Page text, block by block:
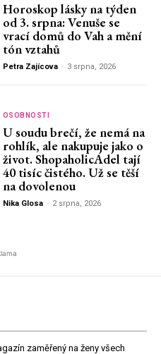
Horoskop lásky na týden
od 3. srpna: Venuše se
vrací domů do Vah a mění
tón vztahů
Petra Zajícova - 3 srpna, 2026
OSOBNOSTI
U soudu brečí, že nemá na
rohlík, ale nakupuje jako o
život. ShopaholicAdel tají
40 tisíc čistého. Už se těší
na dovolenou
Nika Glosa - 2 srpna, 2026
zaměřený na ženy všech